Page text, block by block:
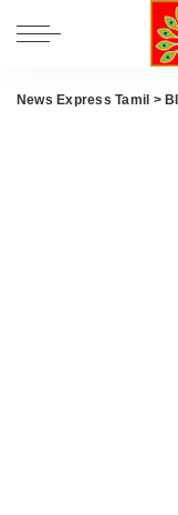
News Express Tamil >